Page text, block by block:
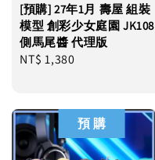
[預購] 27年1月 壽屋 組裝
模型 創彩少女庭園 JK108
側馬尾醬 代理版
Regular
NT$ 1,380
預 購